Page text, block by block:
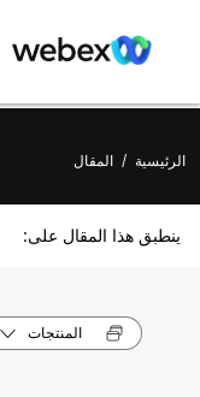
الرئيسية / المقال
ينطبق هذا المقال على:
المنتجات